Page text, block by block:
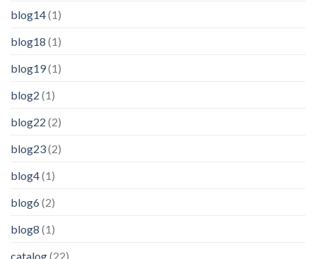
blog14(1)
blog18 (1)
blog19(1)
blog2 (1)
blog22 (2)
blog23(2)
blog4(1)
blog6(2)
blog8 (1)
catalog(22)